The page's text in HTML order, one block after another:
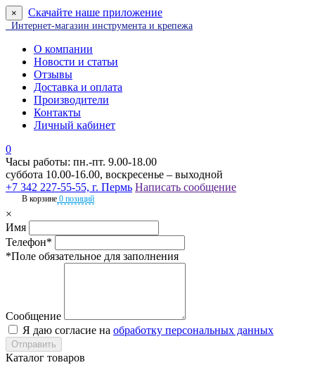
× Скачайте наше приложение
Интернет-магазин инструмента и крепежа
О компании
Новости и статьи
Отзывы
Доставка и оплата
Производители
Контакты
Личный кабинет
0
Часы работы: пн.-пт. 9.00-18.00
суббота 10.00-16.00, воскресенье – выходной
+7 342 227-55-55, г. Пермь Написать сообщение
В корзине 0 позиций
×
Имя
Телефон*
*Поле обязательное для заполнения
Сообщение
Я даю согласие на обработку персональных данных
Каталог товаров